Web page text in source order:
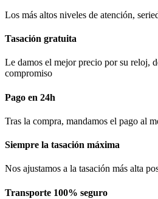
Los más altos niveles de atención,
Tasación gratuita
Le damos el mejor precio por su reloj,
compromiso
Pago en 24h
Tras la compra, mandamos el pago al
Siempre la tasación máxima
Nos ajustamos a la tasación más alta
Transporte 100% seguro